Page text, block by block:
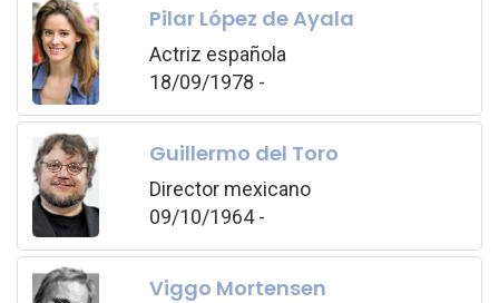
Pilar López de Ayala
Actriz española
18/09/1978 -
Guillermo del Toro
Director mexicano
09/10/1964 -
Viggo Mortensen